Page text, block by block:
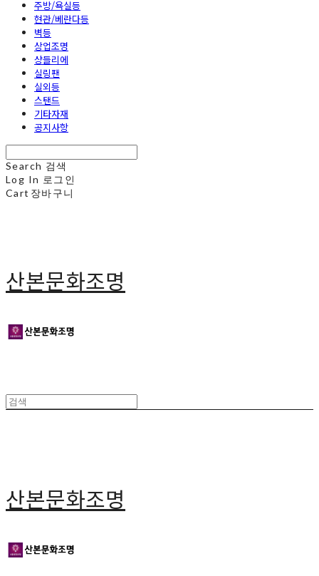
주방/욕실등
현관/베란다등
벽등
상업조명
샹들리에
실링팬
실외등
스탠드
기타자재
공지사항
Search 검색
Log In 로그인
Cart 장바구니
산본문화조명
산본문화조명